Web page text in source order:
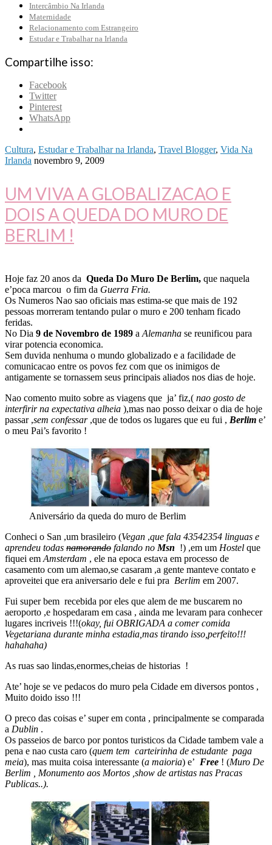
Intercâmbio Na Irlanda
Maternidade
Relacionamento com Estrangeiro
Estudar e Trabalhar na Irlanda
Compartilhe isso:
Facebook
Twitter
Pinterest
WhatsApp
Cultura, Estudar e Trabalhar na Irlanda, Travel Blogger, Vida Na
Irlanda novembro 9, 2009
UM VIVA A GLOBALIZACAO E
DOIS A QUEDA DO MURO DE
BERLIM !
Hoje faz 20 anos da Queda Do Muro De Berlim, que naquela
e’poca marcou o fim da Guerra Fria.
Os Numeros Nao sao oficiais mas estima-se que mais de 192
pessoas morreram tentando pular o muro e 200 tenham ficado
feridas.
No Dia 9 de Novembro de 1989 aAlemanha se reunificou para
virar potencia economica.
Sem duvida nenhuma o mundo globalizado e a facilidade de
comunicacao entre os povos fez com que os inimigos de
antigamente se tornassem seus principais aliados nos dias de hoje.
Nao comento muito sobre as viagens que ja’ fiz,( nao gosto de
interfirir na expectativa alheia ),mas nao posso deixar o dia de hoje
passar ,sem confessar,que de todos os lugares que eu fui , Berlim e’
o meu Pai’s favorito !
Aniversário da queda do muro de Berlim
Conheci o San ,um brasileiro (Vegan ,que fala 43542354 linguas e
aprendeu todas namorando falando noMsn !) ,em um Hostel que
fiquei emAmsterdam , ele na epoca estava em processo de
casamento com um alemao,se casaram ,a gente manteve contato e
aproveitei que era aniversario dele e fui pra Berlim em 2007.
Fui super bem recebida por eles que alem de me buscarem no
aeroporto ,e hospedaram em casa , ainda me levaram para conhecer
lugares incriveis !!!(okay, fui OBRIGADA a comer comida
Vegetariana durante minha estadia,mas tirando isso,perfeito!!!
hahahaha)
As ruas sao lindas,enormes,cheias de historias !
Ate’ hoje se ve pedacos do muro pela Cidade em diversos pontos ,
Muito doido isso !!!
O preco das coisas e’ super em conta , principalmente se comparada
a Dublin .
Os passeios de barco por pontos turisticos da Cidade tambem vale a
pena e nao custa caro (quem tem carteirinha de estudante paga
meia), mas muita coisa interessante (a maioria) e’ Free ! (Muro De
Berlim , Monumento aos Mortos ,show de artistas nas Pracas
Publicas..).